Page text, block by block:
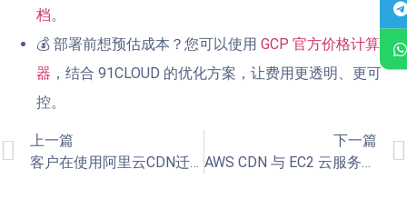
档。
💰 部署前想预估成本？您可以使用 GCP 官方价格计算
器 ，结合 91CLOUD 的优化方案，让费用更透明、更可
控。
上一篇
客户在使用阿里云CDN迁移到AWS CDN的部署与配置指南
下一篇
AWS CDN 与 EC2 云服务器、S3 存储的最佳实践